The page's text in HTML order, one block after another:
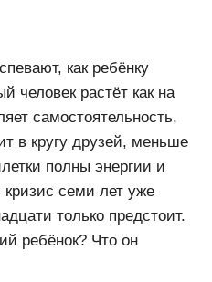
как ребёнку
человек растёт как на
самостоятельность,
в кругу друзей, меньше
полны энергии и
семи лет уже
только предстоит.
ребёнок? Что он